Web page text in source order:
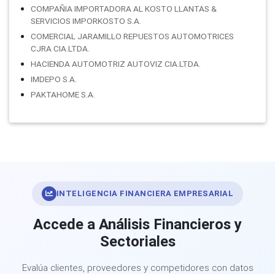
COMPAÑIA IMPORTADORA AL KOSTO LLANTAS &
SERVICIOS IMPORKOSTO S.A.
COMERCIAL JARAMILLO REPUESTOS AUTOMOTRICES
CJRA CIA.LTDA.
HACIENDA AUTOMOTRIZ AUTOVIZ CIA.LTDA.
IMDEPO S.A.
PAKTAHOME S.A.
INTELIGENCIA FINANCIERA EMPRESARIAL
Accede a Análisis Financieros y
Sectoriales
Evalúa clientes, proveedores y competidores con datos